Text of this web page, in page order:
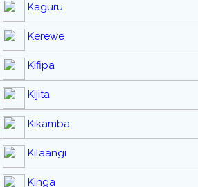
Kaguru
Kerewe
Kifipa
Kijita
Kikamba
Kilaangi
Kinga